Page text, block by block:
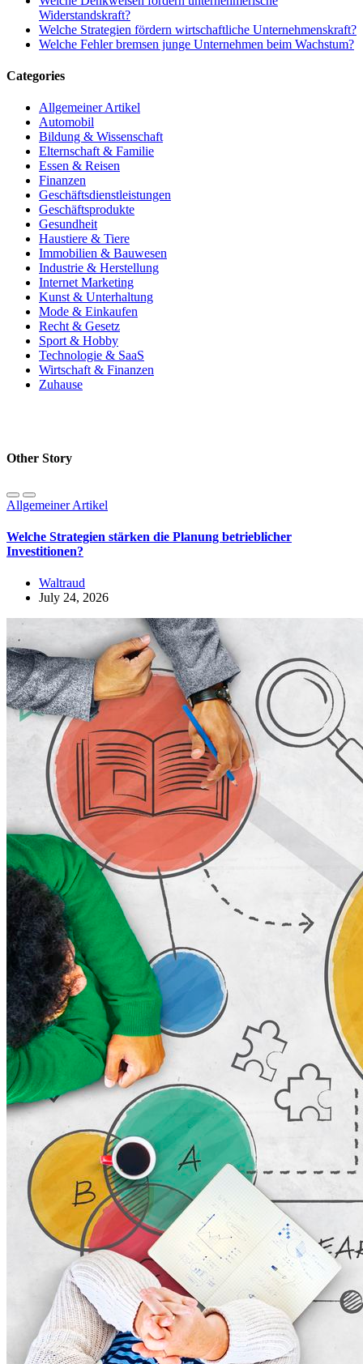
Widerstandskraft?
Welche Strategien fördern wirtschaftliche Unternehmenskraft?
Welche Fehler bremsen junge Unternehmen beim Wachstum?
Categories
Allgemeiner Artikel
Automobil
Bildung & Wissenschaft
Elternschaft & Familie
Essen & Reisen
Finanzen
Geschäftsdienstleistungen
Geschäftsprodukte
Gesundheit
Haustiere & Tiere
Immobilien & Bauwesen
Industrie & Herstellung
Internet Marketing
Kunst & Unterhaltung
Mode & Einkaufen
Recht & Gesetz
Sport & Hobby
Technologie & SaaS
Wirtschaft & Finanzen
Zuhause
Other Story
Allgemeiner Artikel
Welche Strategien stärken die Planung betrieblicher
Investitionen?
Waltraud
July 24, 2026